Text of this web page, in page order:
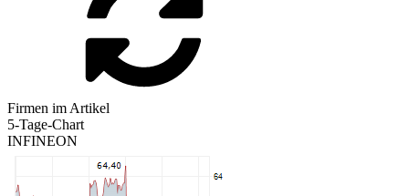
Firmen im Artikel
5-Tage-Chart
INFINEON